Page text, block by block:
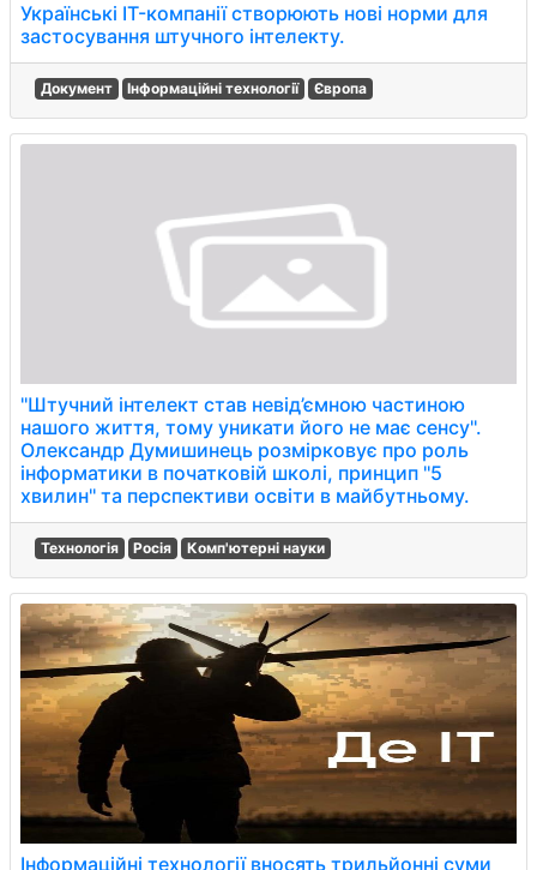
Українські IT-компанії створюють нові норми для
застосування штучного інтелекту.
Документ Інформаційні технології Європа
''Штучний інтелект став невід’ємною частиною
нашого життя, тому уникати його не має сенсу''.
Олександр Думишинець розмірковує про роль
інформатики в початковій школі, принцип ''5
хвилин'' та перспективи освіти в майбутньому.
Технологія Росія Комп'ютерні науки
Інформаційні технології вносять трильйонні суми